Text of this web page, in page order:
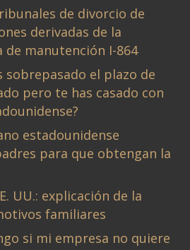
de divorcio de
derivadas de la
de manutención I-864
sobrepasado el plazo de
pero te has casado con
estadounidense
para que obtengan la
UU.: explicación de la
familiares
si mi empresa no quiere